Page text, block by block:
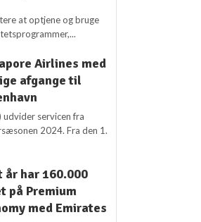
at optjene og bruge
Airlines med
afgange til
udvider servicen fra
2024. Fra den 1.
år har 160.000
på Premium
med Emirates